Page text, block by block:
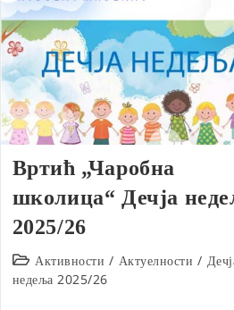
Вртић „Чаробна
школица“ Дечја
2025/26
Post
category:
Активности / Актуелности /
недеља 2025/26